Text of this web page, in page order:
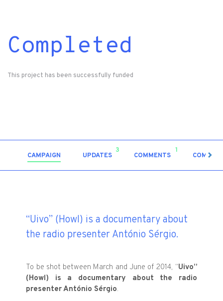
Completed
This project has been successfully funded
CAMPAIGN UPDATES
3
COMMENTS
1
“Uivo” (Howl) is a documentary about
the radio presenter António Sérgio.
To be shot between March and June of 2014, “Uivo”
(Howl) is a documentary about the radio
presenter António Sérgio.